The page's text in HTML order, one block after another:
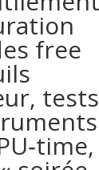
free
tests